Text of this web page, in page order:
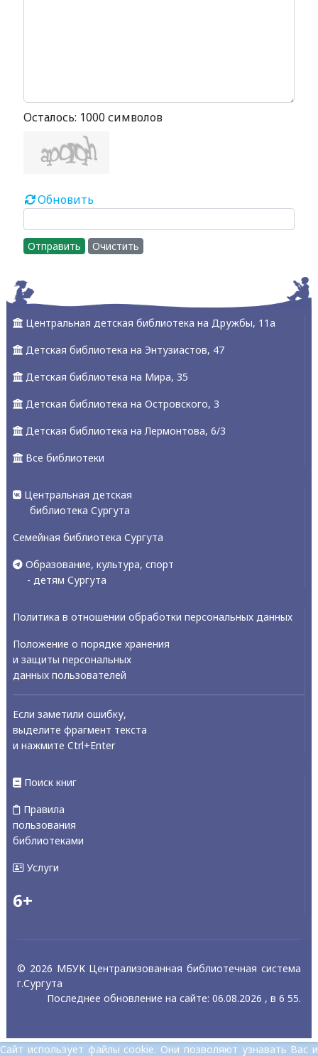
Осталось: 1000 символов
Обновить
Отправить Очистить
Центральная детская библиотека на Дружбы, 11а
Детская библиотека на Энтузиастов, 47
Детская библиотека на Мира, 35
Детская библиотека на Островского, 3
Детская библиотека на Лермонтова, 6/3
Все библиотеки
Центральная детская
библиотека Сургута
Семейная библиотека Сургута
Образование, культура, спорт
- детям Сургута
Политика в отношении обработки персональных данных
Положение о порядке хранения
и защиты персональных
данных пользователей
Если заметили ошибку,
выделите фрагмент текста
и нажмите Ctrl+Enter
Поиск книг
Правила
пользования
библиотеками
Услуги
6+
© 2026 МБУК Централизованная библиотечная система
г.Сургута
Последнее обновление на сайте: 06.08.2026 , в 6 55.
Сайт использует файлы cookie. Они позволяют узнавать Вас и